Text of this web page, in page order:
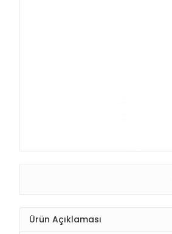
Ürün Açıklaması